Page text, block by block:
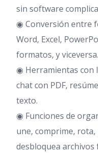
sin software
◉ Conversión entre
Word, Excel,
formatos, y viceversa.
◉ Herramientas con
chat con PDF,
texto.
◉ Funciones de
une, comprime,
desbloquea archivos